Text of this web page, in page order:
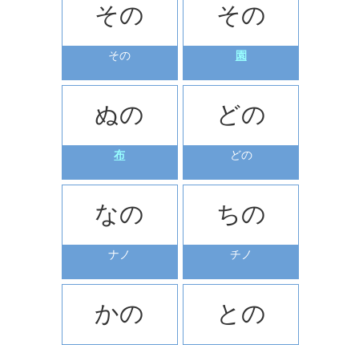
その
その
その
園
ぬの
布
どの
どの
なの
ナノ
ちの
チノ
かの との